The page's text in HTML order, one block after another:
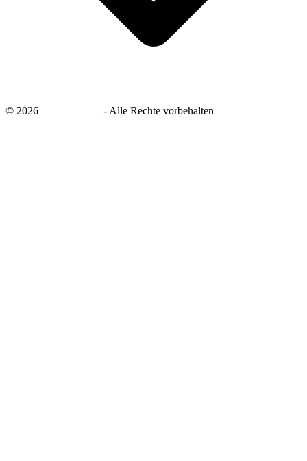
© 2026 - Alle Rechte vorbehalten